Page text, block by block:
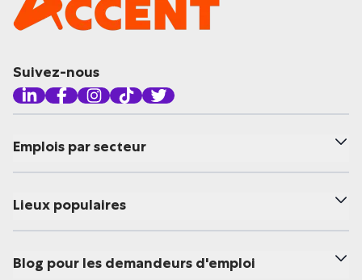
Suivez-nous
Emplois par secteur
Lieux populaires
Blog pour les demandeurs d'emploi